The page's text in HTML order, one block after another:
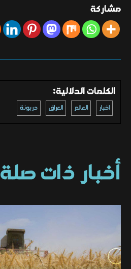
مشاركة
الكلمات الدلالية:
اخبار العالم العراق دربونة
أخبار ذات صلة